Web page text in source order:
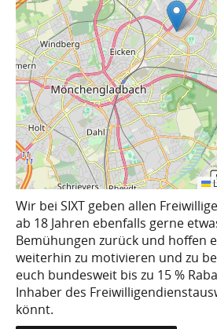
Wir bei SIXT geben allen
ab 18 Jahren ebenfalls gerne
Bemühungen zurück und hoffen
weiterhin zu motivieren und zu
euch bundesweit bis zu 15 %
Inhaber des
könnt.